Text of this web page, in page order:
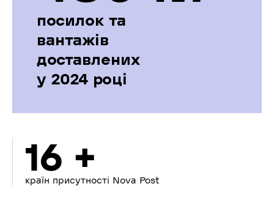
посилок та
вантажів
доставлених
у 2024 році
16 +
країн присутності Nova Post